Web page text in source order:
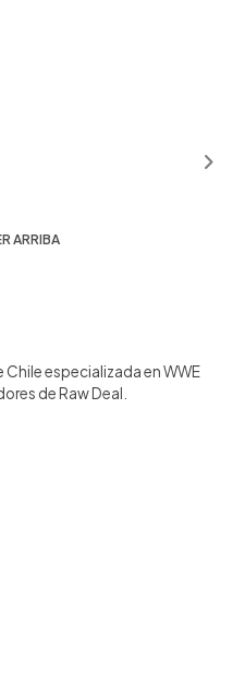
ARRIBA
especializada en WWE
de Raw Deal.